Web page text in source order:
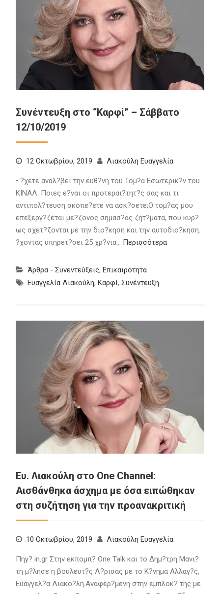
Συνέντευξη στο “Καρφί” – Σάββατο
12/10/2019
12 Οκτωβρίου, 2019 Λιακούλη Ευαγγελία
• ?χετε αναλ?βει την ευθ?νη του Τομ?α Εσωτερικ?ν του
ΚΙΝΑΛ. Ποιες ε?ναι οι προτεραι?τητ?ς σας και τι
αντιπολ?τευση σκοπε?ετε να ασκ?σετε;Ο τομ?ας μου
επεξεργ?ζεται με?ζονος σημασ?ας ζητ?ματα, που κυρ?
ως σχετ?ζονται με την διο?κηση και την αυτοδιο?κηση.
?χοντας υπηρετ?σει 25 χρ?νια… Περισσότερα
Άρθρα - Συνεντεύξεις, Επικαιρότητα
Ευαγγελία Λιακούλη, Καρφί, Συνέντευξη
Ευ. Λιακούλη στο One Channel:
Αισθάνθηκα άσχημα με όσα ειπώθηκαν
στη συζήτηση για την προανακριτική
10 Οκτωβρίου, 2019 Λιακούλη Ευαγγελία
Πηγ? in.gr Στην εκπομπ? One Talk και το Δημ?τρη Μανι?
τη μ?λησε η βουλευτ?ς Λ?ρισας με το Κ?νημα Αλλαγ?ς,
Ευαγγελ?α Λιακο?λη.Αναφερ?μενη στην εμπλοκ? της με